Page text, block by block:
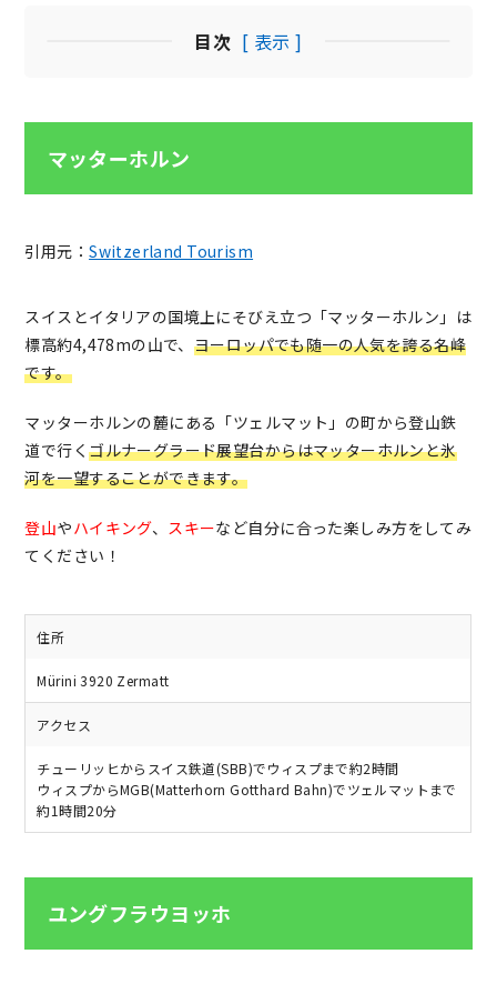
目次 [ 表示 ]
マッターホルン
引用元：Switzerland Tourism
スイスとイタリアの国境上にそびえ立つ「マッターホルン」は
標高約4,478mの山で、 ヨーロッパでも随一の人気を誇る名峰
です。
マッターホルンの麓にある「ツェルマット」の町から登山鉄
道で行くゴルナーグラード展望台からはマッターホルンと氷
河を一望することができます。
登山やハイキング、 スキーなど自分に合った楽しみ方をしてみ
てください！
住所
Mürini 3920 Zermatt
アクセス
チューリッヒからスイス鉄道(SBB)でウィスプまで約2時間
ウィスプからMGB(Matterhorn Gotthard Bahn)でツェルマットまで
約1時間20分
ユングフラウヨッホ